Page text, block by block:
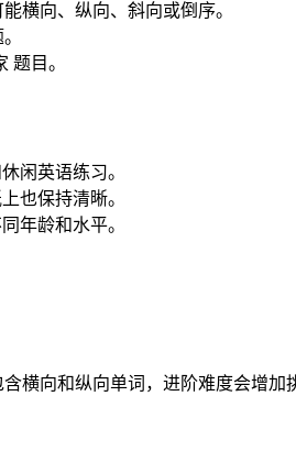
横向、纵向、斜向或倒序。
题目。
闲英语练习。
也保持清晰。
年龄和水平。
横向和纵向单词，进阶难度会增加